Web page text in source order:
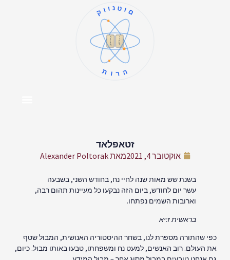
א
ב
ג
ד
ה
ו
ז
ח
ט
י
קוונטום
תורה
זטאפלאד
אוקטובר 4, 2021 מאתAlexander Poltorak
בשנת שש מאות שנה לחיי נח, בחודש השני, בשבעה
עשר יום לחודש, ביום הזה נבקעו כל מעיינות תהום רבה,
וארובות השמים נפתחו.
בראשית ז:יא
כפי שהתורה מספרת לנו, בשחר ההיסטוריה האנושית, המבול שטף
את העולם. רוב האנשים, למעט נח ומשפחתו, טבעו באותו מבול. כיום,